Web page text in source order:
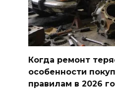
Когда ремонт
особенности
правилам в 2026